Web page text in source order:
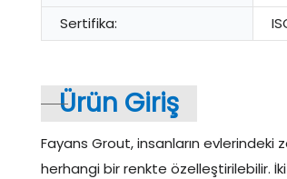
Sertifika:
Ürün Giriş
Fayans Grout, insanların evlerindeki
herhangi bir renkte özelleştirilebilir.